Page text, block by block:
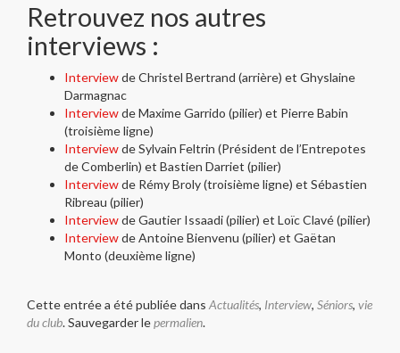
Retrouvez nos autres
interviews :
Interviewde Christel Bertrand (arrière) et Ghyslaine
Darmagnac
Interviewde Maxime Garrido (pilier) et Pierre Babin
(troisième ligne)
Interviewde Sylvain Feltrin (Président de l’Entrepotes
de Comberlin) et Bastien Darriet (pilier)
Interviewde Rémy Broly (troisième ligne) et Sébastien
Ribreau (pilier)
Interviewde Gautier Issaadi (pilier) et Loïc Clavé (pilier)
Interviewde Antoine Bienvenu (pilier) et Gaëtan
Monto (deuxième ligne)
Cette entrée a été publiée dans Actualités, Interview, Séniors, vie
du club. Sauvegarder lepermalien.